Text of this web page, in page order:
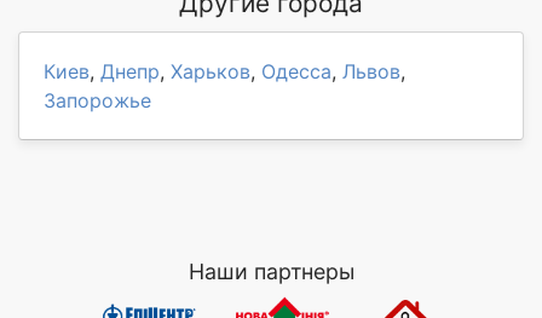
Киев, Днепр, Харьков, Одесса, Львов,
Запорожье
Наши партнеры